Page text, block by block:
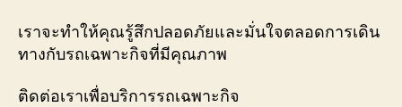
เราจะทำให้คุณรู้สึกปลอดภัยและมั่นใจตลอดการเดิน
ทางกับรถเฉพาะกิจที่มีคุณภาพ
ติดต่อเราเพื่อบริการรถเฉพาะกิจ